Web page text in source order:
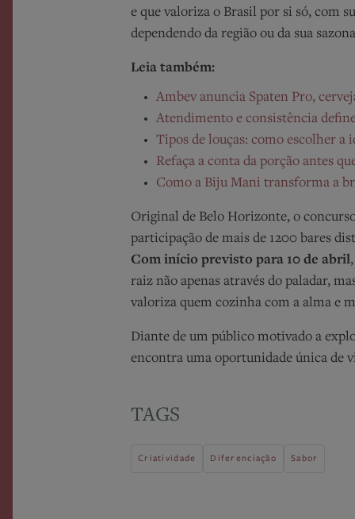
e que valoriza o Brasil por si só, com
dependendo da região ou da sua
Leia também:
Ambev anuncia Spaten Pro,
Atendimento e consistência
Tipos de louças: como escolher a
Refaça a conta da porção antes
Como a Biju Mani transforma a
Original de Belo Horizonte, o
participação de mais de 1200 bares
Com início previsto para 10 de abril
raiz não apenas através do paladar,
valoriza quem cozinha com a alma e
Diante de um público motivado a
encontra uma oportunidade única de
TAGS
Criatividade Diferenciação Sabor